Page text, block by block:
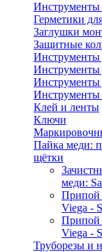
Инструменты
Герметики
Заглушки
Защитные
Инструменты
Инструменты
Инструменты
Клей и ленты
Ключи
Пайка меди:
щётки
меди:
Припой
Viega -
Припой
Viega -
Труборезы и